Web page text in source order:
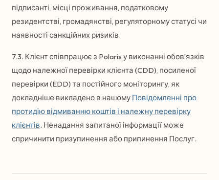
підписанті, місці проживання, податковому
резидентстві, громадянстві, регуляторному статусі чи
наявності санкційних ризиків.
7.3. Клієнт співпрацює з Polaris у виконанні обов’язків
щодо належної перевірки клієнта (CDD), посиленої
перевірки (EDD) та постійного моніторингу, як
докладніше викладено в нашому Повідомленні про
протидію відмиванню коштів і належну перевірку
клієнтів. Ненадання запитаної інформації може
спричинити призупинення або припинення Послуг.